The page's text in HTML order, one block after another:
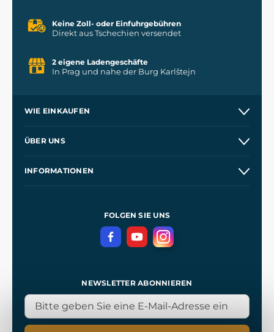
Keine Zoll- oder Einfuhrgebühren
Direkt aus Tschechien versendet
2 eigene Ladengeschäfte
In Prag und nahe der Burg Karlštejn
WIE EINKAUFEN
Kontakt
ÜBER UNS
INFORMATIONEN
DatenschutzerklärungFOLGEN SIE UNS
NEWSLETTER ABONNIEREN